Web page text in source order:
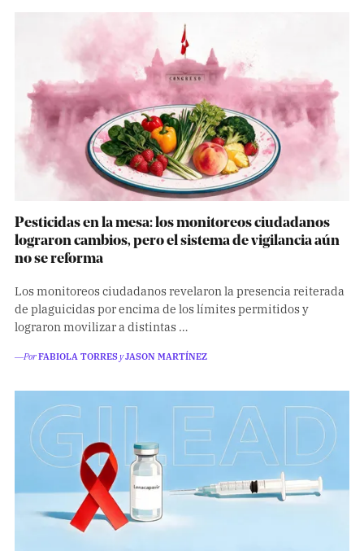
Pesticidas en la mesa: los monitoreos ciudadanos
lograron cambios, pero el sistema de vigilancia aún
no se reforma
Los monitoreos ciudadanos revelaron la presencia reiterada
de plaguicidas por encima de los límites permitidos y
lograron movilizar a distintas …
―PorFABIOLA TORRESyJASON MARTÍNEZ